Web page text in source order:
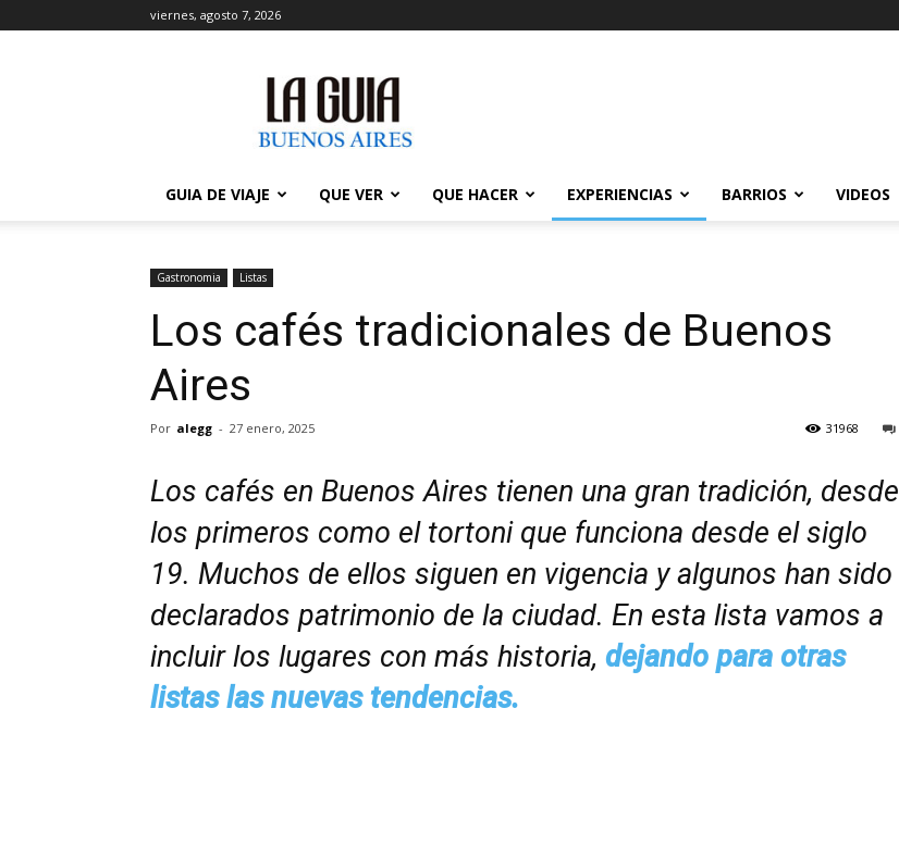
viernes, agosto 7, 2026
Guía
de
Buenos
GUIA DE VIAJE
QUE VER QUE HACER EXPERIENCIAS BARRIOS VIDEOS
Gastronomia Listas
Los cafés tradicionales de Buenos
Aires
Por alegg - 27 enero, 2025 31968
Los cafés en Buenos Aires tienen una gran tradición, desde
los primeros como el tortoni que funciona desde el siglo
19. Muchos de ellos siguen en vigencia y algunos han sido
declarados patrimonio de la ciudad. En esta lista vamos a
incluir los lugares con más historia, dejando para otras
listas las nuevas tendencias.